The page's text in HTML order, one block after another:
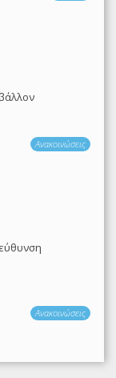
Ανακοινώσεις
Ανακοινώσεις